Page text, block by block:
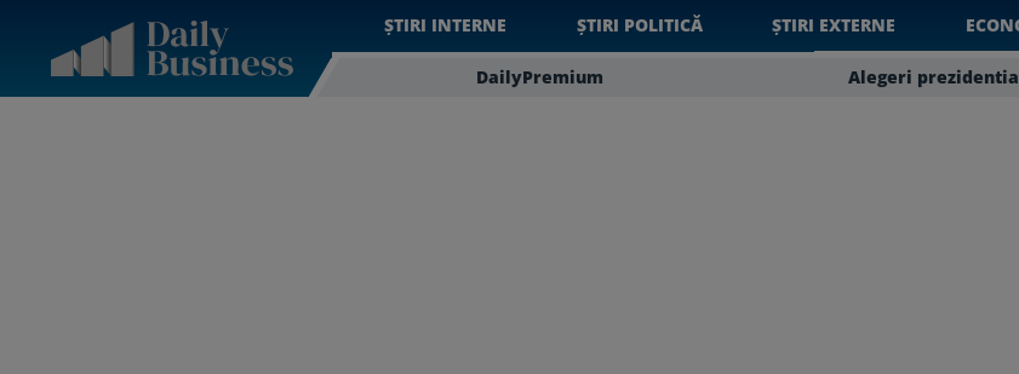
ȘTIRI INTERNE ȘTIRI POLITICĂ ȘTIRI EXTERNE
DailyPremium Alegeri